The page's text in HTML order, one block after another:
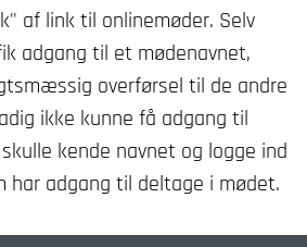
af link til onlinemøder. Selv
adgang til et mødenavnet,
overførsel til de andre
ikke kunne få adgang til
kende navnet og logge ind
har adgang til deltage i mødet.